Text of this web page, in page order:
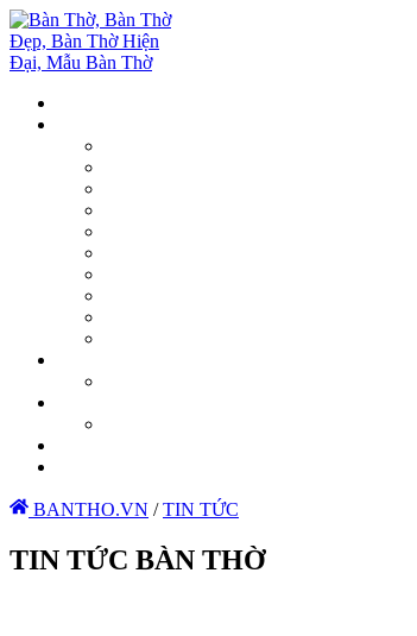
BANTHO.VN / TIN TỨC
TIN TỨC BÀN THỜ